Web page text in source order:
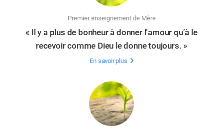
Premier enseignement de Mère
« Il y a plus de bonheur à donner l’amour qu’à le
recevoir comme Dieu le donne toujours. »
En savoir plus